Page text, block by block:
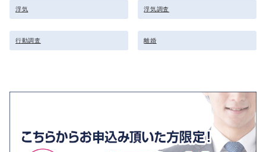
浮気 浮気調査
行動調査 離婚